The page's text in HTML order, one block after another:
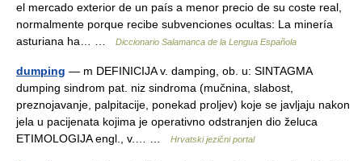
el mercado exterior de un país a menor precio de su coste real,
normalmente porque recibe subvenciones ocultas: La minería
asturiana ha… …
Diccionario Salamanca de la Lengua Española
dumping — m DEFINICIJA v. damping, ob. u: SINTAGMA
dumping sindrom pat. niz sindroma (mučnina, slabost,
preznojavanje, palpitacije, ponekad proljev) koje se javljaju nakon
jela u pacijenata kojima je operativno odstranjen dio želuca
ETIMOLOGIJA engl., v.… …
Hrvatski jezični portal